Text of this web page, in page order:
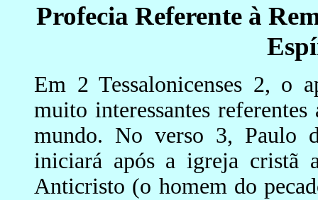
Profecia Referente à
Em 2 Tessalonicenses 2, o
muito interessantes
mundo. No verso 3, Paulo
iniciará após a igreja cristã
Anticristo (o homem do